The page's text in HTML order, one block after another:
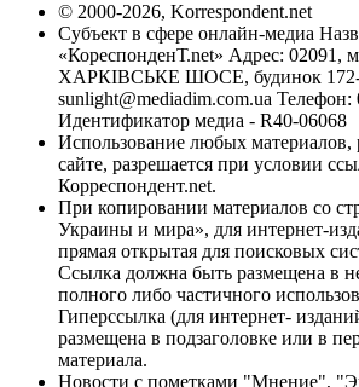
© 2000-2026, Korrespondent.net
Субъект в сфере онлайн-медиа
«КореспонденТ.net» Адрес: 02091,
ХАРКІВСЬКЕ ШОСЕ, будинок 172-
sunlight@mediadim.com.ua Телефон:
Идентификатор медиа - R40-06068
Использование любых
сайте, разрешается при условии
Корреспондент.net.
При копировании материалов со
Украины и мира», для интернет-
прямая открытая для поисковых
Ссылка должна быть размещена в
полного либо частичного
Гиперссылка (для интернет-
размещена в подзаголовке или в
материала.
Новости с пометками "Мнение",